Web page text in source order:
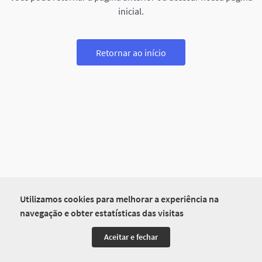
Utilizamos cookies para melhorar a experiência na
navegação e obter estatísticas das visitas
Aceitar e fechar
inicial.
Retornar ao início